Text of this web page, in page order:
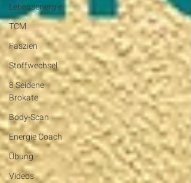
Lebensenergie
TCM
Faszien
Stoffwechsel
8 Seidene
Brokate
Body-Scan
Energie Coach
Übung
Videos